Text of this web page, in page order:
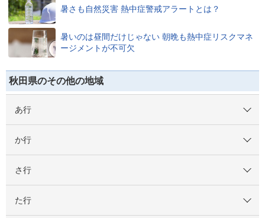
暑さも自然災害 熱中症警戒アラートとは？
暑いのは昼間だけじゃない 朝晩も熱中症リスクマネ
ージメントが不可欠
秋田県のその他の地域
あ行
か行
さ行
た行